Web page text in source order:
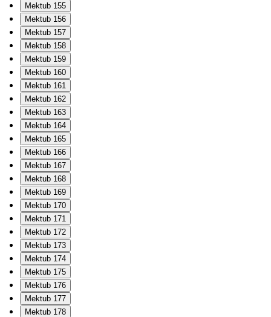
Mektub 155
Mektub 156
Mektub 157
Mektub 158
Mektub 159
Mektub 160
Mektub 161
Mektub 162
Mektub 163
Mektub 164
Mektub 165
Mektub 166
Mektub 167
Mektub 168
Mektub 169
Mektub 170
Mektub 171
Mektub 172
Mektub 173
Mektub 174
Mektub 175
Mektub 176
Mektub 177
Mektub 178